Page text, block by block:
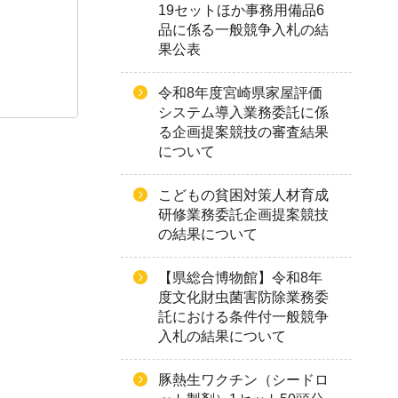
19セットほか事務用備品6
品に係る一般競争入札の結
果公表
令和8年度宮崎県家屋評価
システム導入業務委託に係
る企画提案競技の審査結果
について
こどもの貧困対策人材育成
研修業務委託企画提案競技
の結果について
【県総合博物館】令和8年
度文化財虫菌害防除業務委
託における条件付一般競争
入札の結果について
豚熱生ワクチン（シードロ